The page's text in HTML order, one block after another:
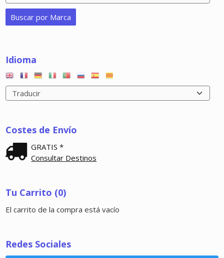
Idioma
Costes de Envío
GRATIS *
Consultar Destinos
Tu Carrito (0)
El carrito de la compra está vacío
Redes Sociales